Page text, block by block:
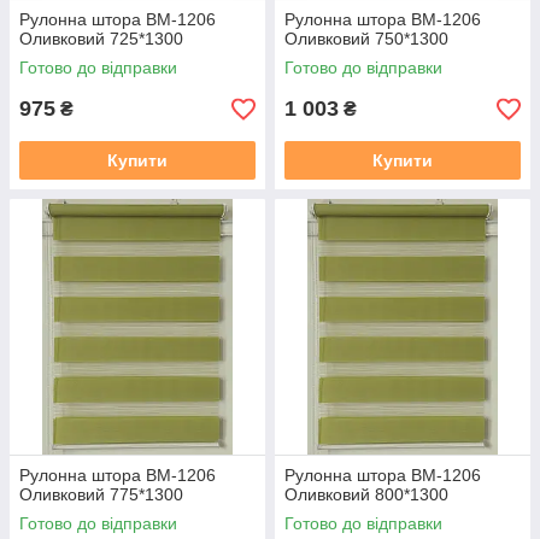
Рулонна штора ВМ-1206
Оливковий 725*1300
Готово до відправки
975 ₴
Купити
Рулонна штора ВМ-1206
Оливковий 750*1300
Готово до відправки
1 003 ₴
Купити
Рулонна штора ВМ-1206
Оливковий 775*1300
Готово до відправки
Рулонна штора ВМ-1206
Оливковий 800*1300
Готово до відправки